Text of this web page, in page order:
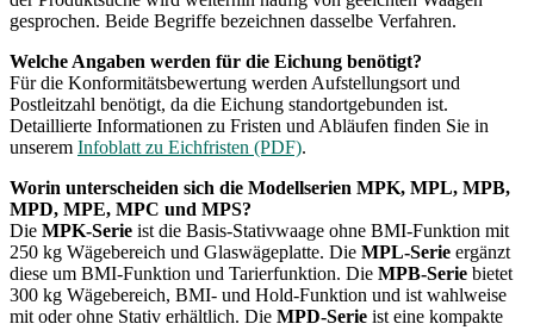
gesprochen. Beide Begriffe bezeichnen dasselbe Verfahren.
Welche Angaben werden für die Eichung benötigt?
Für die Konformitätsbewertung werden Aufstellungsort und
Postleitzahl benötigt, da die Eichung standortgebunden ist.
Detaillierte Informationen zu Fristen und Abläufen finden Sie in
unserem Infoblatt zu Eichfristen (PDF).
Worin unterscheiden sich die Modellserien MPK, MPL, MPB,
MPD, MPE, MPC und MPS?
Die MPK-Serie ist die Basis-Stativwaage ohne BMI-Funktion mit
250 kg Wägebereich und Glaswägeplatte. Die MPL-Serie ergänzt
diese um BMI-Funktion und Tarierfunktion. Die MPB-Serie bietet
300 kg Wägebereich, BMI- und Hold-Funktion und ist wahlweise
mit oder ohne Stativ erhältlich. Die MPD-Serie ist eine kompakte